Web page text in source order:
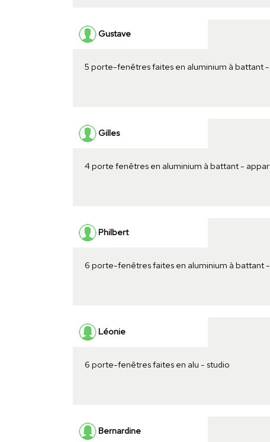
Gustave
5 porte-fenêtres faites en aluminium à battant
Gilles
4 porte fenêtres en aluminium à battant -
Philbert
6 porte-fenêtres faites en aluminium à battant
Léonie
6 porte-fenêtres faites en alu - studio
Bernardine